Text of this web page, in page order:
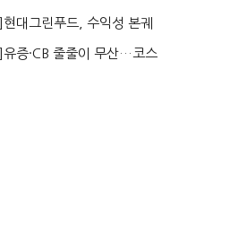
4만2...
현대그린푸드, 수익성 본궤
선에 ...
유증·CB 줄줄이 무산…코스